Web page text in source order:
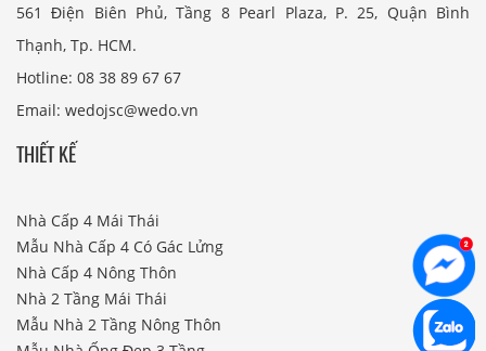
561 Điện Biên Phủ, Tầng 8 Pearl Plaza, P. 25, Quận Bình
Thạnh, Tp. HCM.
Hotline: 08 38 89 67 67
Email: wedojsc@wedo.vn
THIẾT KẾ
Nhà Cấp 4 Mái Thái
Mẫu Nhà Cấp 4 Có Gác Lửng
Nhà Cấp 4 Nông Thôn
Nhà 2 Tầng Mái Thái
Mẫu Nhà 2 Tầng Nông Thôn